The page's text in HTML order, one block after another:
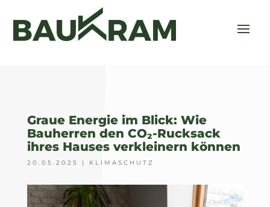
Graue Energie im Blick: Wie
Bauherren den CO₂-Rucksack
ihres Hauses verkleinern können
20.05.2025 | KLIMASCHUTZ